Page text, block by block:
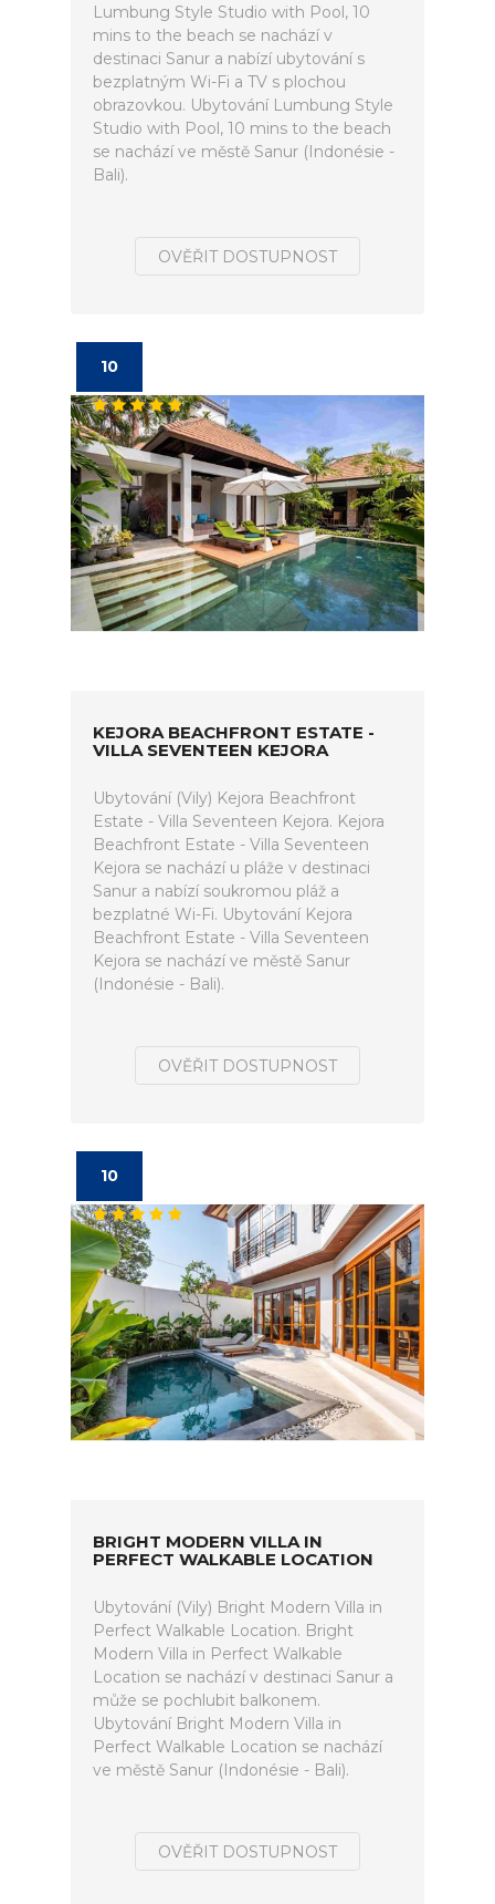
Lumbung Style Studio with Pool, 10
mins to the beach se nachází v
destinaci Sanur a nabízí ubytování s
bezplatným Wi-Fi a TV s plochou
obrazovkou. Ubytování Lumbung Style
Studio with Pool, 10 mins to the beach
se nachází ve městě Sanur (Indonésie -
Bali).
OVĚŘIT DOSTUPNOST
10
KEJORA BEACHFRONT ESTATE -
VILLA SEVENTEEN KEJORA
Ubytování (Vily) Kejora Beachfront
Estate - Villa Seventeen Kejora. Kejora
Beachfront Estate - Villa Seventeen
Kejora se nachází u pláže v destinaci
Sanur a nabízí soukromou pláž a
bezplatné Wi-Fi. Ubytování Kejora
Beachfront Estate - Villa Seventeen
Kejora se nachází ve městě Sanur
(Indonésie - Bali).
OVĚŘIT DOSTUPNOST
10
BRIGHT MODERN VILLA IN
PERFECT WALKABLE LOCATION
Ubytování (Vily) Bright Modern Villa in
Perfect Walkable Location. Bright
Modern Villa in Perfect Walkable
Location se nachází v destinaci Sanur a
může se pochlubit balkonem.
Ubytování Bright Modern Villa in
Perfect Walkable Location se nachází
ve městě Sanur (Indonésie - Bali).
OVĚŘIT DOSTUPNOST